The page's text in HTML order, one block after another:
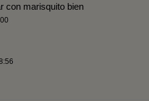
con marisquito bien